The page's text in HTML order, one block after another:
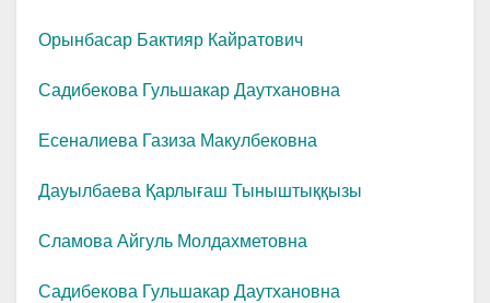
Орынбасар Бактияр Кайратович
Садибекова Гульшакар Даутхановна
Есеналиева Газиза Макулбековна
Дауылбаева Қарлығаш Тыныштыққызы
Сламова Айгуль Молдахметовна
Садибекова Гульшакар Даутхановна